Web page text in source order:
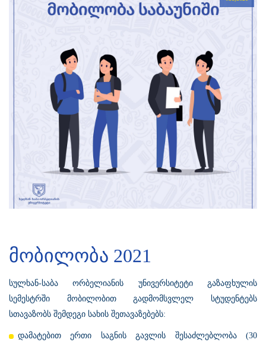
მობილობა 2021
სულხან-საბა ორბელიანის უნივერსიტეტი გაზაფხულის
სემესტრში მობილობით გადმომსვლელ სტუდენტებს
სთავაზობს შემდეგი სახის შეთავაზებებს:
დამატებით ერთი საგნის გავლის შესაძლებლობა (30